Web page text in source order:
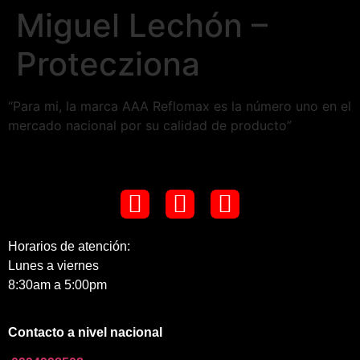
Miguel Lechón –
Protecziona
“Para mi, la marca AAA Reflomax es la número uno en el
mercado nacional por su calidad de producto”
Horarios de atención:
Lunes a viernes
8:30am a 5:00pm
Contacto a nivel nacional